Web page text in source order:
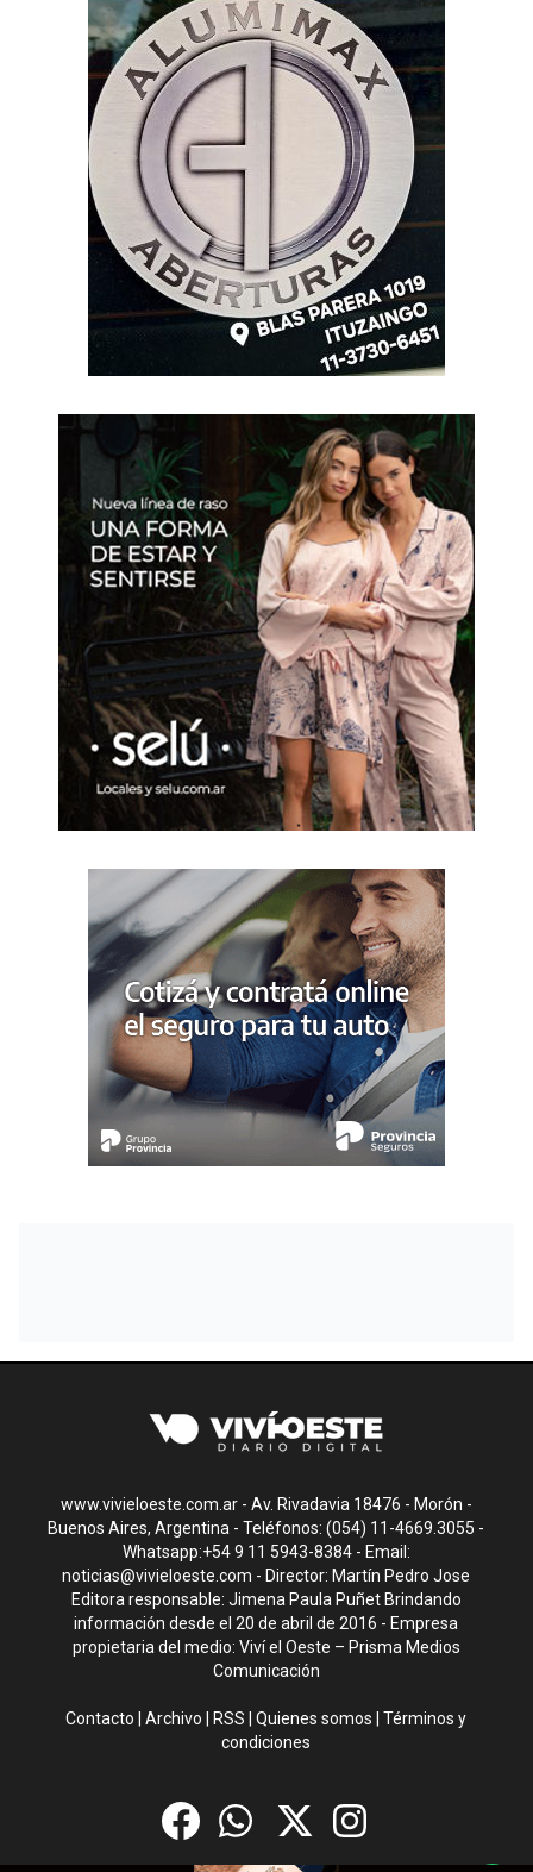
www.vivieloeste.com.ar - Av. Rivadavia 18476 - Morón -
Buenos Aires, Argentina - Teléfonos: (054) 11-4669.3055 -
Whatsapp:+54 9 11 5943-8384 - Email:
noticias@vivieloeste.com - Director: Martín Pedro Jose
Editora responsable: Jimena Paula Puñet Brindando
información desde el 20 de abril de 2016 - Empresa
propietaria del medio: Viví el Oeste – Prisma Medios
Comunicación
Contacto |Archivo RSS |Quienes somos |Términos y
condiciones